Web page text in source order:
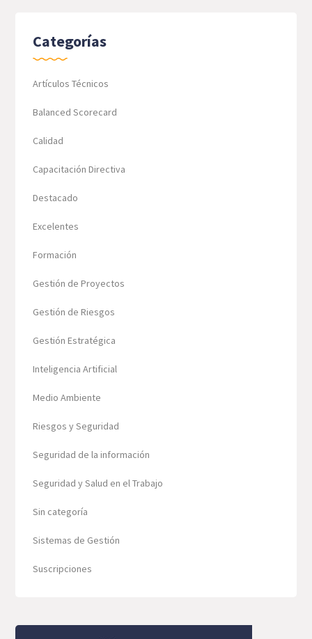
Categorías
Artículos Técnicos
Balanced Scorecard
Calidad
Capacitación Directiva
Destacado
Excelentes
Formación
Gestión de Proyectos
Gestión de Riesgos
Gestión Estratégica
Inteligencia Artificial
Medio Ambiente
Riesgos y Seguridad
Seguridad de la información
Seguridad y Salud en el Trabajo
Sin categoría
Sistemas de Gestión
Suscripciones